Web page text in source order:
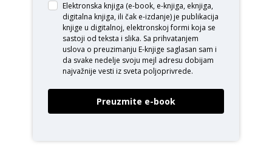
Elektronska knjiga (e-book, e-knjiga, eknjiga,
digitalna knjiga, ili čak e-izdanje) je publikacija
knjige u digitalnoj, elektronskoj formi koja se
sastoji od teksta i slika. Sa prihvatanjem
uslova o preuzimanju E-knjige saglasan sam i
da svake nedelje svoju mejl adresu dobijam
najvažnije vesti iz sveta poljoprivrede.
Preuzmite e-book